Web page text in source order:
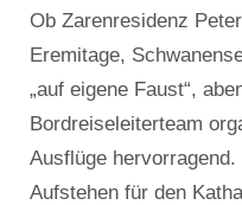
Ob Zarenresidenz
Eremitage,
„auf eigene Faust“,
Bordreiseleiterteam
Ausflüge
Aufstehen für den